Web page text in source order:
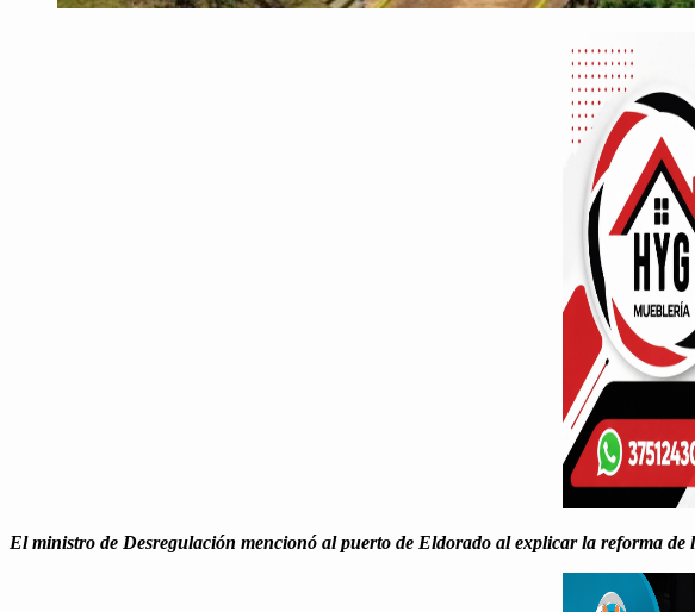
El min­istro de Desreg­u­lación men­cionó al puer­to de Eldo­ra­do al explicar la refor­ma